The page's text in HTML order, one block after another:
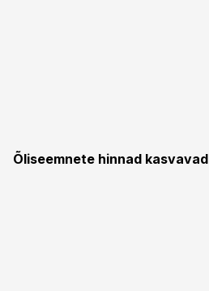
Õliseemnete hinnad kasvavad